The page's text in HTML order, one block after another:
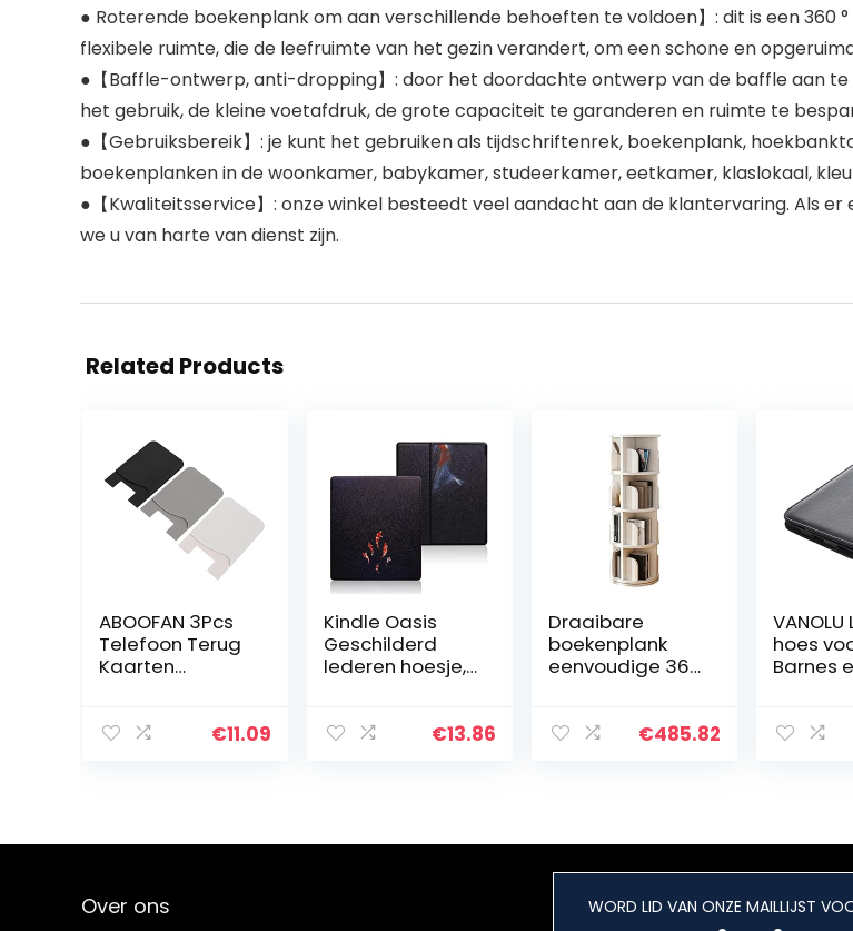
● Roterende boekenplank om aan verschillende behoeften te voldoen】: dit is een 360
flexibele ruimte, die de leefruimte van het gezin verandert, om een ​​schone en
●【Baffle-ontwerp, anti-dropping】: door het doordachte ontwerp van de baffle aan
het gebruik, de kleine voetafdruk, de grote capaciteit te garanderen en ruimte te
●【Gebruiksbereik】: je kunt het gebruiken als tijdschriftenrek, boekenplank,
boekenplanken in de woonkamer, babykamer, studeerkamer, eetkamer, klaslokaal,
●【Kwaliteitsservice】: onze winkel besteedt veel aandacht aan de klantervaring. Als
we u van harte van dienst zijn.
Related Products
ABOOFAN 3Pcs
Telefoon Terug
Kaarten
Back
€11.09
Kindle Oasis
Geschilderd
lederen hoesje,
gloednieuwe 7
€13.86
Draaibare
boekenplank
eenvoudige 360
nplank voor
€485.82
VANOLU
hoes
Barnes
Over ons WORD LID VAN ONZE MAILLIJST